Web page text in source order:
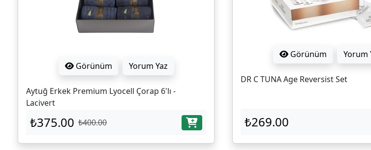
Görünüm Yorum Yaz
Aytuğ Erkek Premium Lyocell Çorap 6'lı -
Lacivert
₺375.00 ₺400.00
Görünüm Yorum
DR C TUNA Age Reversist Set
₺269.00